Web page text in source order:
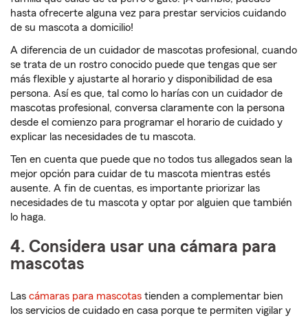
hasta ofrecerte alguna vez para prestar servicios cuidando
de su mascota a domicilio!
A diferencia de un cuidador de mascotas profesional, cuando
se trata de un rostro conocido puede que tengas que ser
más flexible y ajustarte al horario y disponibilidad de esa
persona. Así es que, tal como lo harías con un cuidador de
mascotas profesional, conversa claramente con la persona
desde el comienzo para programar el horario de cuidado y
explicar las necesidades de tu mascota.
Ten en cuenta que puede que no todos tus allegados sean la
mejor opción para cuidar de tu mascota mientras estés
ausente. A fin de cuentas, es importante priorizar las
necesidades de tu mascota y optar por alguien que también
lo haga.
4. Considera usar una cámara para
mascotas
Las cámaras para mascotas tienden a complementar bien
los servicios de cuidado en casa porque te permiten vigilar y